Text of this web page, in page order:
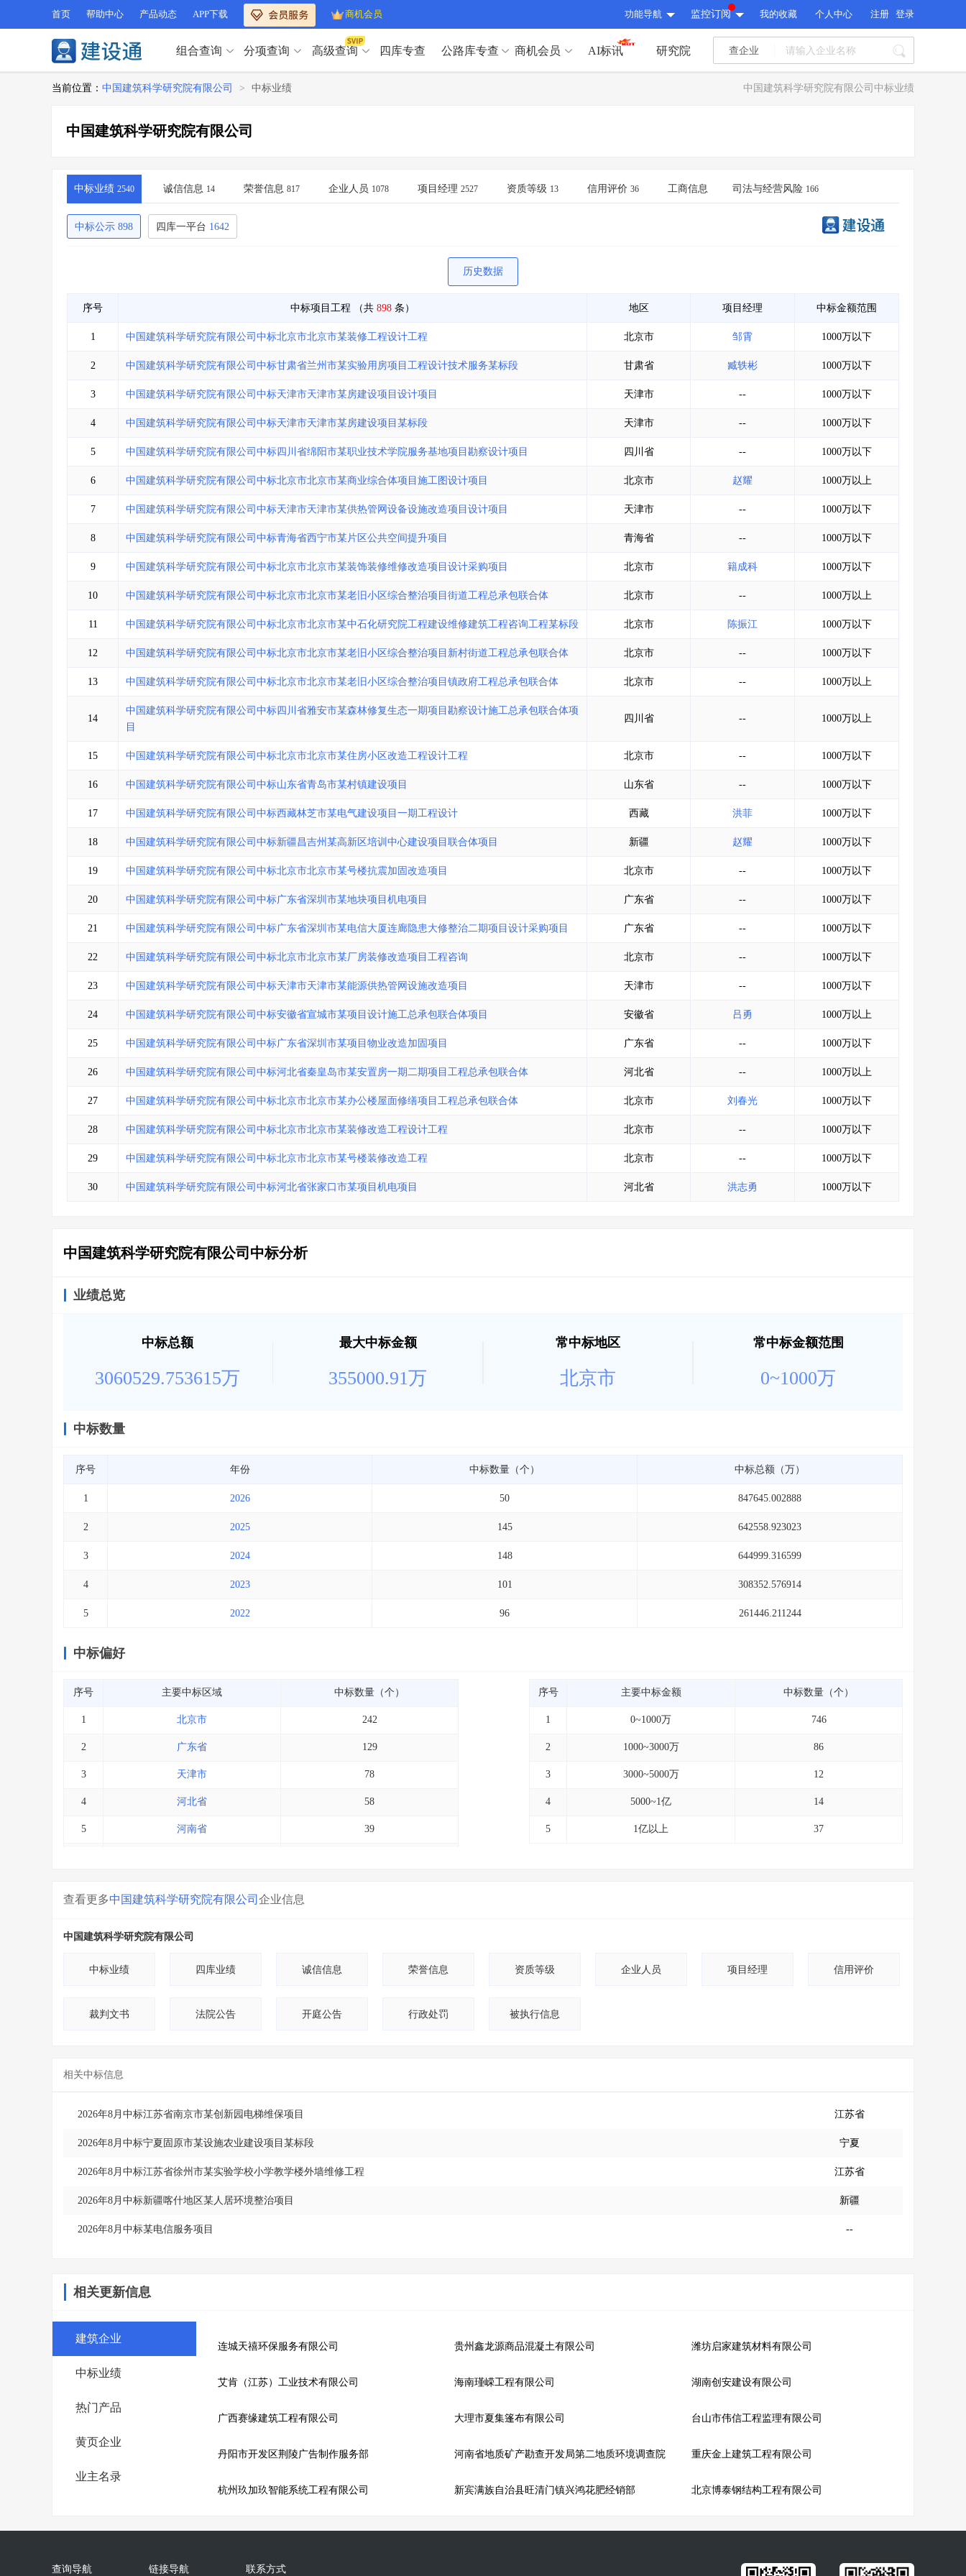
首页 帮助中心 产品动态 APP下载 商机会员 功能导航 监控订阅 我的收藏 个人中心 注册 登录
分项查询（VIP）
查资质> 查人员>
查荣誉 > 查诚信
>
招标信息 > 组合查询 >
行业 / 地区专查
组合查询-广州
宏观经济
建企舆情>
政策规划> 招投标规则>
项目商机
拟建项目审批
研究报告> 文章>
API接口> 市场经营AI云平台>
人脉服务
>
组合查询 分项查询 高级查询 四库专查 公路库专查 商机会员 AI标讯 研究院 查企业
查荣誉> 查诚信
项目经理> 信用评价>
招标信息> 组合查询
四库专查>
下浮率> 技术负责人/专职安全员C证>
查业主> 项目分类筛选>
土地交易> 省市重点项目
建设通大数据研究院
会员服务
当前位置： 中国建筑科学研究院有限公司 > 中标业绩 中国建筑科学研究院有限公司中标业绩
中国建筑科学研究院有限公司
中标业绩 2540 诚信信息 14 荣誉信息 817 企业人员 1078 项目经理 2527 资质等级 13 信用评价 36 工商信息 司法与经营风险 166
中标公示 898 四库一平台 1642
历史数据
序号 中标项目工程 （共 898 条） 地区 项目经理 中标金额范围
1 中国建筑科学研究院有限公司中标北京市北京市某装修工程设计工程 北京市 邹霄 1000万以下
2 中国建筑科学研究院有限公司中标甘肃省兰州市某实验用房项目工程设计技术服务某标段 甘肃省 臧轶彬 1000万以下
3 中国建筑科学研究院有限公司中标天津市天津市某房建设项目设计项目 天津市 -- 1000万以下
4 中国建筑科学研究院有限公司中标天津市天津市某房建设项目某标段 天津市 -- 1000万以下
5 中国建筑科学研究院有限公司中标四川省绵阳市某职业技术学院服务基地项目勘察设计项目 四川省 -- 1000万以下
6 中国建筑科学研究院有限公司中标北京市北京市某商业综合体项目施工图设计项目 北京市 赵耀 1000万以上
7 中国建筑科学研究院有限公司中标天津市天津市某供热管网设备设施改造项目设计项目 天津市 -- 1000万以下
8 中国建筑科学研究院有限公司中标青海省西宁市某片区公共空间提升项目 青海省 -- 1000万以下
9 中国建筑科学研究院有限公司中标北京市北京市某装饰装修维修改造项目设计采购项目 北京市 籍成科 1000万以下
10 中国建筑科学研究院有限公司中标北京市北京市某老旧小区综合整治项目街道工程总承包联合体 北京市 -- 1000万以上
11 中国建筑科学研究院有限公司中标北京市北京市某中石化研究院工程建设维修建筑工程咨询工程某标段 北京市 陈振江 1000万以下
12 中国建筑科学研究院有限公司中标北京市北京市某老旧小区综合整治项目新村街道工程总承包联合体 北京市 -- 1000万以下
13 中国建筑科学研究院有限公司中标北京市北京市某老旧小区综合整治项目镇政府工程总承包联合体 北京市 -- 1000万以上
14
中国建筑科学研究院有限公司中标四川省雅安市某森林修复生态一期项目勘察设计施工总承包联合体项
目
四川省 -- 1000万以上
15 中国建筑科学研究院有限公司中标北京市北京市某住房小区改造工程设计工程 北京市 -- 1000万以下
16 中国建筑科学研究院有限公司中标山东省青岛市某村镇建设项目 山东省 -- 1000万以下
17 中国建筑科学研究院有限公司中标西藏林芝市某电气建设项目一期工程设计 西藏 洪菲 1000万以下
18 中国建筑科学研究院有限公司中标新疆昌吉州某高新区培训中心建设项目联合体项目 新疆 赵耀 1000万以下
19 中国建筑科学研究院有限公司中标北京市北京市某号楼抗震加固改造项目 北京市 -- 1000万以下
20 中国建筑科学研究院有限公司中标广东省深圳市某地块项目机电项目 广东省 -- 1000万以下
21 中国建筑科学研究院有限公司中标广东省深圳市某电信大厦连廊隐患大修整治二期项目设计采购项目 广东省 -- 1000万以下
22 中国建筑科学研究院有限公司中标北京市北京市某厂房装修改造项目工程咨询 北京市 -- 1000万以下
23 中国建筑科学研究院有限公司中标天津市天津市某能源供热管网设施改造项目 天津市 -- 1000万以下
24 中国建筑科学研究院有限公司中标安徽省宣城市某项目设计施工总承包联合体项目 安徽省 吕勇 1000万以上
25 中国建筑科学研究院有限公司中标广东省深圳市某项目物业改造加固项目 广东省 -- 1000万以下
26 中国建筑科学研究院有限公司中标河北省秦皇岛市某安置房一期二期项目工程总承包联合体 河北省 -- 1000万以上
27 中国建筑科学研究院有限公司中标北京市北京市某办公楼屋面修缮项目工程总承包联合体 北京市 刘春光 1000万以下
28 中国建筑科学研究院有限公司中标北京市北京市某装修改造工程设计工程 北京市 -- 1000万以下
29 中国建筑科学研究院有限公司中标北京市北京市某号楼装修改造工程 北京市 -- 1000万以下
30 中国建筑科学研究院有限公司中标河北省张家口市某项目机电项目 河北省 洪志勇 1000万以下
中国建筑科学研究院有限公司中标分析
业绩总览
中标总额
3060529.753615万
最大中标金额
355000.91万
常中标地区
北京市
常中标金额范围
0~1000万
中标数量
序号 年份 中标数量（个） 中标总额（万）
1 2026 50 847645.002888
2 2025 145 642558.923023
3 2024 148 644999.316599
4 2023 101 308352.576914
5 2022 96 261446.211244
中标偏好
序号 主要中标区域 中标数量（个）
1 北京市 242
2 广东省 129
3 天津市 78
4 河北省 58
5 河南省 39
9 山东省
浙江省
四川省
14
序号 主要中标金额 中标数量（个）
1 0~1000万 746
2 1000~3000万 86
3 3000~5000万 12
4 5000~1亿 14
5 1亿以上 37
查看更多中国建筑科学研究院有限公司 企业信息
中国建筑科学研究院有限公司
中标业绩 四库业绩 诚信信息 荣誉信息 资质等级 企业人员 项目经理 信用评价
裁判文书 法院公告 开庭公告 行政处罚 被执行信息
相关中标信息
2026年8月中标江苏省南京市某创新园电梯维保项目 江苏省
2026年8月中标宁夏固原市某设施农业建设项目某标段 宁夏
2026年8月中标江苏省徐州市某实验学校小学教学楼外墙维修工程 江苏省
2026年8月中标新疆喀什地区某人居环境整治项目 新疆
2026年8月中标某电信服务项目 --
相关更新信息
建筑企业
中标业绩
热门产品
黄页企业
业主名录
连城天禧环保服务有限公司 贵州鑫龙源商品混凝土有限公司 潍坊启家建筑材料有限公司
艾肯（江苏）工业技术有限公司 海南瑾嵘工程有限公司 湖南创安建设有限公司
广西赛缘建筑工程有限公司 大理市夏集篷布有限公司 台山市伟信工程监理有限公司
丹阳市开发区荆陵广告制作服务部 河南省地质矿产勘查开发局第二地质环境调查院 重庆金上建筑工程有限公司
杭州玖加玖智能系统工程有限公司 新宾满族自治县旺清门镇兴鸿花肥经销部 北京博泰钢结构工程有限公司
查询导航 链接导航 联系方式